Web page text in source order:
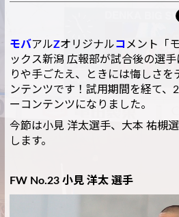
モバアルZオリジナルコ メント「
ックス新潟 広報部が試合後の選
りや手ごたえ、ときには悔しさを
ンテンツです！試用期間を経て、
ーコンテンツになりました。
今節は小見 洋太選手、大本 祐槻
します。
FW No.23 小見 洋太 選手